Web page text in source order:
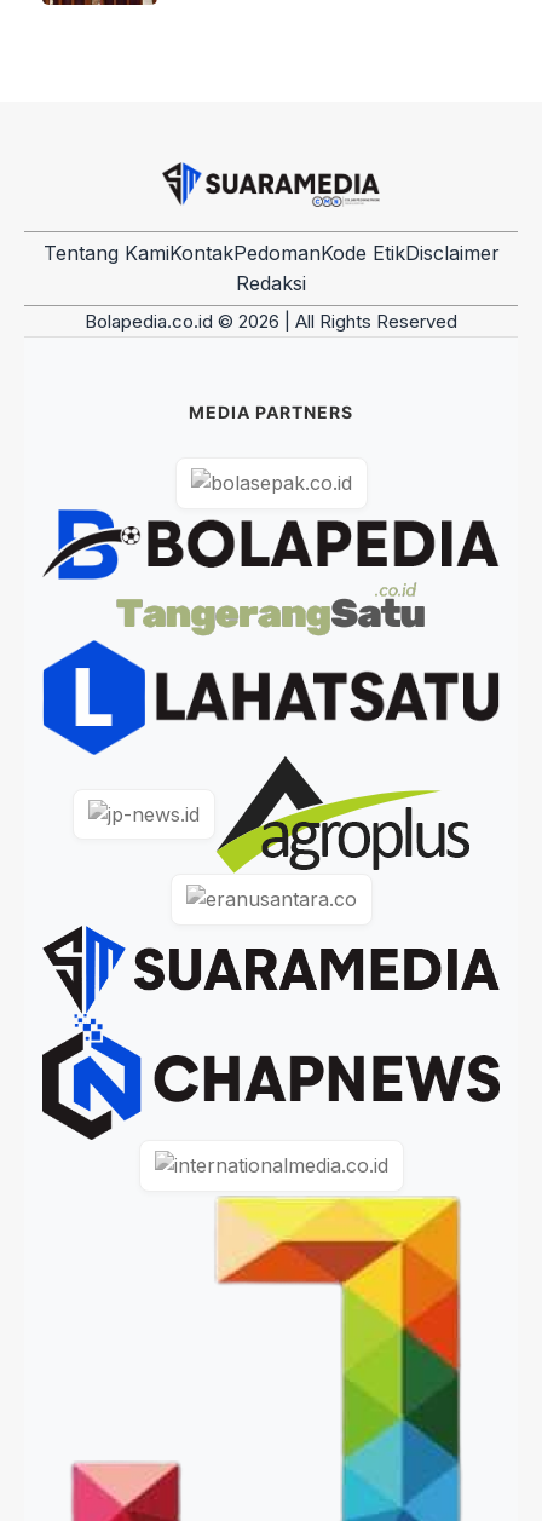
Tentang KamiKontakPedomanKode EtikDisclaimer
Redaksi
Bolapedia.co.id © 2026 | All Rights Reserved
MEDIA PARTNERS